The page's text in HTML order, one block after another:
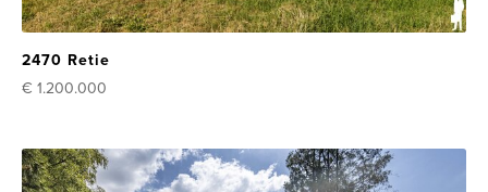
2470 Retie
€ 1.200.000